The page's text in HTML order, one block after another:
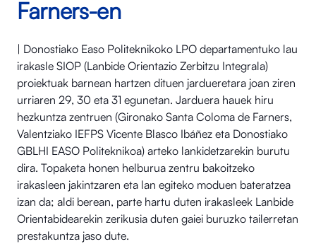
Farners-en
| Donostiako Easo Politeknikoko LPO departamentuko lau
irakasle SIOP (Lanbide Orientazio Zerbitzu Integrala)
proiektuak barnean hartzen dituen jardueretara joan ziren
urriaren 29, 30 eta 31 egunetan. Jarduera hauek hiru
hezkuntza zentruen (Gironako Santa Coloma de Farners,
Valentziako IEFPS Vicente Blasco Ibáñez eta Donostiako
GBLHI EASO Politeknikoa) arteko lankidetzarekin burutu
dira. Topaketa honen helburua zentru bakoitzeko
irakasleen jakintzaren eta lan egiteko moduen bateratzea
izan da; aldi berean, parte hartu duten irakasleek Lanbide
Orientabidearekin zerikusia duten gaiei buruzko tailerretan
prestakuntza jaso dute.